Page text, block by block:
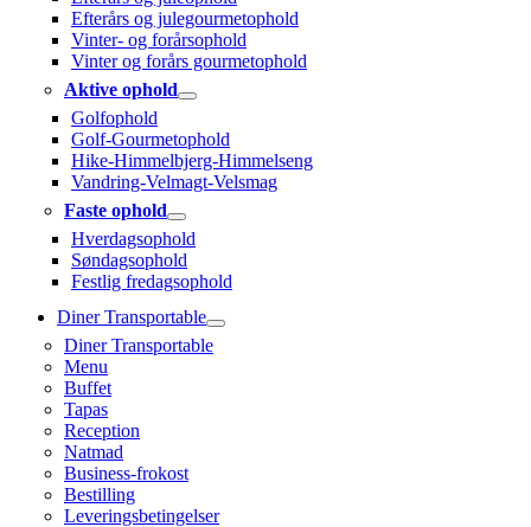
Efterårs og julegourmetophold
Vinter- og forårsophold
Vinter og forårs gourmetophold
Aktive ophold
Golfophold
Golf-Gourmetophold
Hike-Himmelbjerg-Himmelseng
Vandring-Velmagt-Velsmag
Faste ophold
Hverdagsophold
Søndagsophold
Festlig fredagsophold
Diner Transportable
Diner Transportable
Menu
Buffet
Tapas
Reception
Natmad
Business-frokost
Bestilling
Leveringsbetingelser